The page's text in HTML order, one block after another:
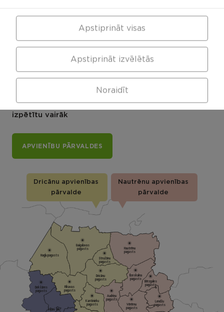
VISI NOTIKUMI
Rēzeknes novada karte
Noklikšķini uz pagasta vai apvienības kartes, lai
izpētītu vairāk
APVIENĪBU PĀRVALDES
Dricānu apvienības
pārvalde
Nautrēnu apvienības
pārvalde
Nagļu pagasts
Rikavas
pagasts
Kantinieku
pagasts
Gaigalavas
pagasts
Stružānu
pagasts
Dricānu
pagasts
Nautrēnu
pagasts
Ilzeskalna
pagasts
Audriņu
pagasts
Vērēmu
pagasts
Lendžu
pagasts
Bērzgales
pagasts
Dekšāres
pagasts
Viļāni
Noraidīt
Apstiprināt izvēlētās
Apstiprināt visas